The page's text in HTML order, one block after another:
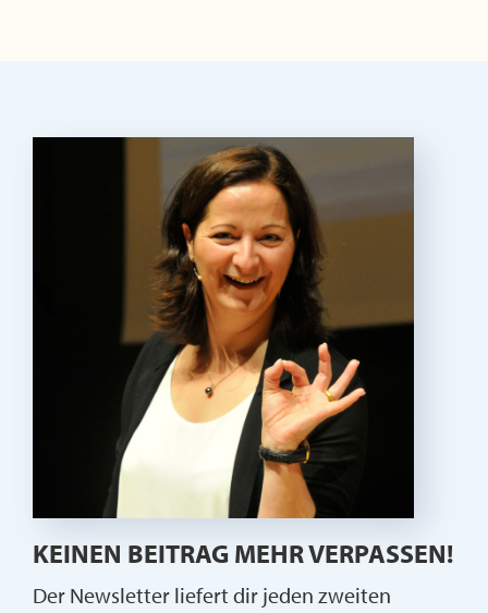
KEINEN BEITRAG MEHR VERPASSEN!
Der Newsletter liefert dir jeden zweiten